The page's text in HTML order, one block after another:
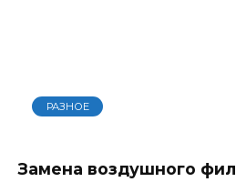
РАЗНОЕ
Замена воздушного